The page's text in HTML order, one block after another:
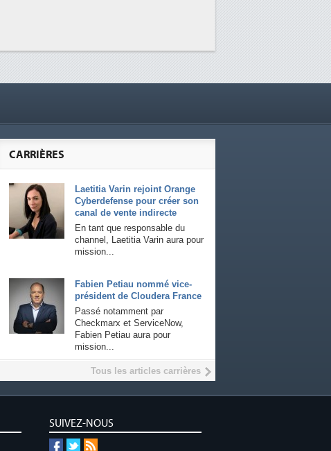
CARRIÈRES
Laetitia Varin rejoint Orange
Cyberdefense pour créer son
canal de vente indirecte
En tant que responsable du
channel, Laetitia Varin aura pour
mission...
Fabien Petiau nommé vice-
président de Cloudera France
Passé notamment par
Checkmarx et ServiceNow,
Fabien Petiau aura pour
mission...
Tous les articles carrières
SUIVEZ-NOUS